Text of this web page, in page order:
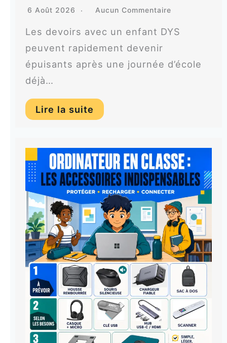
6 Août 2026 Aucun Commentaire
Les devoirs avec un enfant DYS
peuvent rapidement devenir
épuisants après une journée d’école
déjà…
Lire la suite